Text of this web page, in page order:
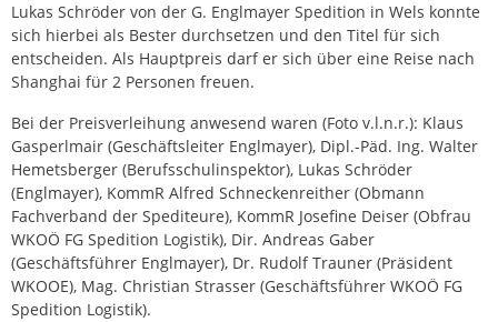
Lukas Schröder von der G. Englmayer Spedition in Wels konnte
sich hierbei als Bester durchsetzen und den Titel für sich
entscheiden. Als Hauptpreis darf er sich über eine Reise nach
Shanghai für 2 Personen freuen.
Bei der Preisverleihung anwesend waren (Foto v.l.n.r.): Klaus
Gasperlmair (Geschäftsleiter Englmayer), Dipl.-Päd. Ing. Walter
Hemetsberger (Berufsschulinspektor), Lukas Schröder
(Englmayer), KommR Alfred Schneckenreither (Obmann
Fachverband der Spediteure), KommR Josefine Deiser (Obfrau
WKOÖ FG Spedition Logistik), Dir. Andreas Gaber
(Geschäftsführer Englmayer), Dr. Rudolf Trauner (Präsident
WKOOE), Mag. Christian Strasser (Geschäftsführer WKOÖ FG
Spedition Logistik).